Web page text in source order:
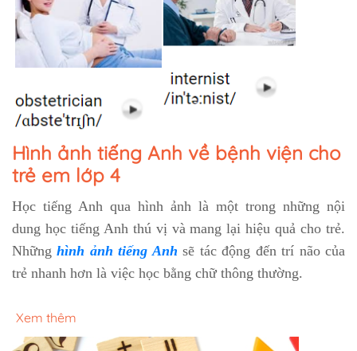
Hình ảnh tiếng Anh về bệnh viện cho
trẻ em lớp 4
Học tiếng Anh qua hình ảnh là một trong những nội
dung học tiếng Anh thú vị và mang lại hiệu quả cho trẻ.
Nhữnghình ảnh tiếng Anh sẽ tác động đến trí não của
trẻ nhanh hơn là việc học bằng chữ thông thường.
Xem thêm